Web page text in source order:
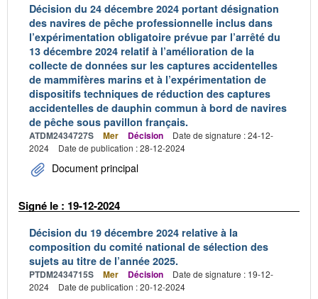
Décision du 24 décembre 2024 portant désignation
des navires de pêche professionnelle inclus dans
l’expérimentation obligatoire prévue par l’arrêté du
13 décembre 2024 relatif à l’amélioration de la
collecte de données sur les captures accidentelles
de mammifères marins et à l’expérimentation de
dispositifs techniques de réduction des captures
accidentelles de dauphin commun à bord de navires
de pêche sous pavillon français.
ATDM2434727S Mer Décision
Date de signature : 24-12-
2024
Date de publication : 28-12-2024
Document principal
Signé le : 19-12-2024
Décision du 19 décembre 2024 relative à la
composition du comité national de sélection des
sujets au titre de l’année 2025.
PTDM2434715S Mer Décision
Date de signature : 19-12-
2024
Date de publication : 20-12-2024